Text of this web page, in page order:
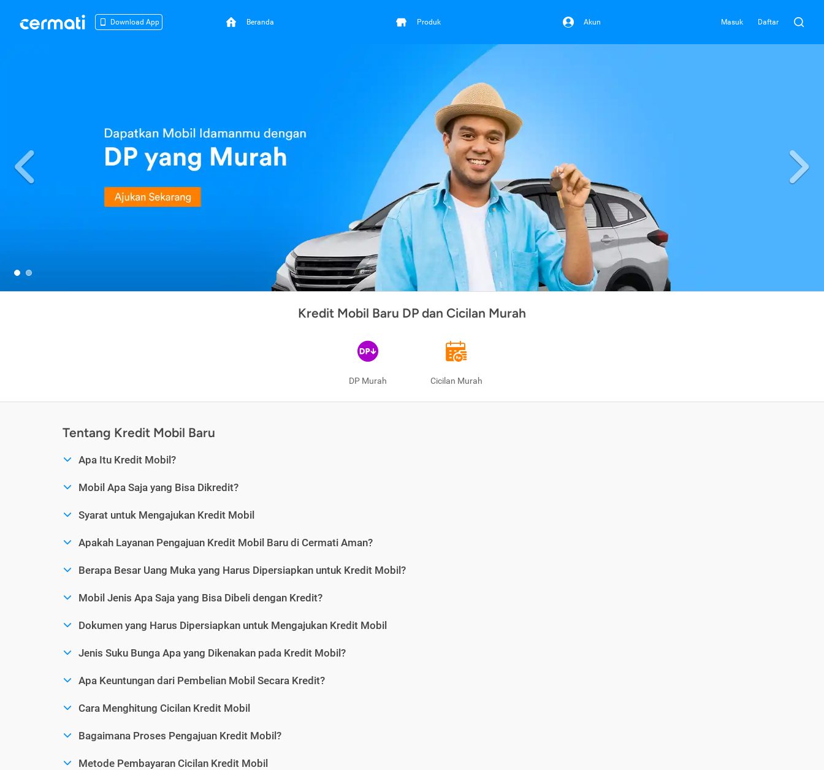
Download App Beranda Produk Akun Masuk Daftar
Previous
Kredit Mobil Baru DP dan Cicilan Murah
DP Murah Cicilan Murah
Tentang Kredit Mobil Baru
Apa Itu Kredit Mobil?
Mobil Apa Saja yang Bisa Dikredit?
Syarat untuk Mengajukan Kredit Mobil
Apakah Layanan Pengajuan Kredit Mobil Baru di Cermati Aman?
Berapa Besar Uang Muka yang Harus Dipersiapkan untuk Kredit Mobil?
Mobil Jenis Apa Saja yang Bisa Dibeli dengan Kredit?
Dokumen yang Harus Dipersiapkan untuk Mengajukan Kredit Mobil
Jenis Suku Bunga Apa yang Dikenakan pada Kredit Mobil?
Apa Keuntungan dari Pembelian Mobil Secara Kredit?
Cara Menghitung Cicilan Kredit Mobil
Bagaimana Proses Pengajuan Kredit Mobil?
Metode Pembayaran Cicilan Kredit Mobil